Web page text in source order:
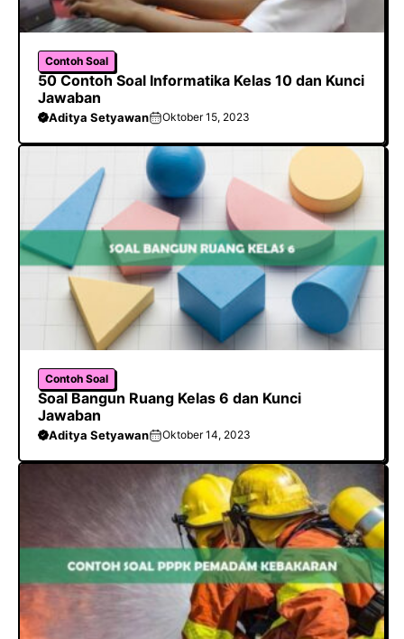
Contoh Soal
50 Contoh Soal Informatika Kelas 10 dan Kunci
Jawaban
Aditya Setyawan Oktober 15, 2023
Contoh Soal
Soal Bangun Ruang Kelas 6 dan Kunci
Jawaban
Aditya Setyawan Oktober 14, 2023